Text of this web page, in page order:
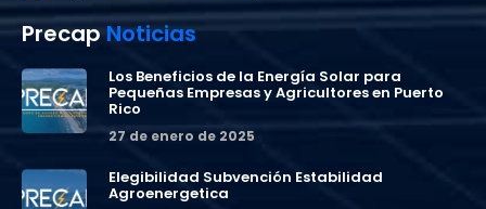
Precap Noticias
Los Beneficios de la Energía Solar para
Pequeñas Empresas y Agricultores en Puerto
Rico
27 de enero de 2025
Elegibilidad Subvención Estabilidad
Agroenergetica